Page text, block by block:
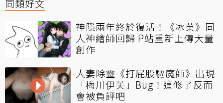
同類好文
神隱兩年終於復活！《冰菓》同
人神繪師回歸 P站重新上傳大量
創作
人妻除靈《打屁股驅魔師》出現
「梅川伊芙」Bug！這修了反而
會被負評吧